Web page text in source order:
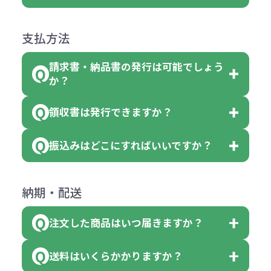
費用）
品詳細の購入の所で色が選べるよう
になっております。
クエアトート」は10個単位でしたら
色を指定出来るので、ピンクを100
個、ブルーを90個、イエローを110
【色指定の仕方】
に必要な個数を入力ください。
※10個単位など購入できる単位が決
はまらない数を入力すると、アラー
合
●名入れ、オリジナルの内容が異な
っていた場合
または返金にて対応させていただき
ます。
その際不良品については送料着払い
ください。
（商品の状態により、対応が変わる
※不良商品をご返却いただけない場
は下記の通りです。
計算例：
＜1色印刷の場合＞
（提供価格（商品代）+名入れ費用
（印刷代））×枚数+製版代
（提供価格（商品代）+名入れ費用
×色数
※例えば2色印刷の場合には、名入
れ費用が2倍、製版代が2倍必要で
す。
商品によりますが、お見積もりさせ
ていただきます。
見積もりサポートから個別でお問い
支払方法
請求書・納品書の発行は可能でしょう
か？
会員様はマイページより各種帳票の
ダウンロードが可能です。
詳しくはこちらはご確認ください。
領収書のダウンロード
領収書は発行できますか？
会員様はマイページより各種帳票の
詳しくはこちらはご確認ください。
領収書のダウンロード
振込みはどこにすればいいですか？
下記口座にお願いします。
■三菱UFJ銀行
小田井支店（おたいしてん）
納期・配送
注文した商品はいつ届きますか？
既製品の場合、ご入金確認後3営業
送料はいくらかかりますか？